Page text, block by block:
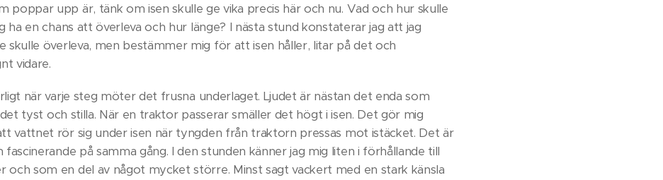
poppar upp är, tänk om isen skulle ge vika precis här och nu. Vad och hur skulle
ha en chans att överleva och hur länge? I nästa stund konstaterar jag att jag
skulle överleva, men bestämmer mig för att isen håller, litar på det och
vidare.
när varje steg möter det frusna underlaget. Ljudet är nästan det enda som
tyst och stilla. När en traktor passerar smäller det högt i isen. Det gör mig
vattnet rör sig under isen när tyngden från traktorn pressas mot istäcket. Det är
fascinerande på samma gång. I den stunden känner jag mig liten i förhållande till
och som en del av något mycket större. Minst sagt vackert med en stark känsla